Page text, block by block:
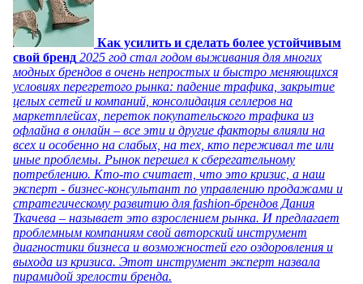
Как усилить и сделать более устойчивым
свой бренд 2025 год стал годом выживания для многих
модных брендов в очень непростых и быстро меняющихся
условиях перегретого рынка: падение трафика, закрытие
целых сетей и компаний, консолидация селлеров на
маркетплейсах, переток покупательского трафика из
офлайна в онлайн – все эти и другие факторы влияли на
всех и особенно на слабых, на тех, кто переживал те или
иные проблемы. Рынок перешел к сберегательному
потреблению. Кто-то считает, что это кризис, а наш
эксперт - бизнес-консультант по управлению продажами и
стратегическому развитию для fashion-брендов Дания
Ткачева – называет это взрослением рынка. И предлагает
проблемным компаниям свой авторский инструмент
диагностики бизнеса и возможностей его оздоровления и
выхода из кризиса. Этот инструмент эксперт назвала
пирамидой зрелости бренда.